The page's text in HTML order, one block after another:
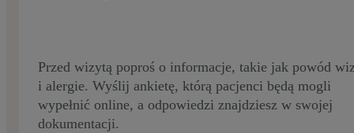
Przed wizytą poproś o informacje, takie jak powód
i alergie. Wyślij ankietę, którą pacjenci będą mogli
wypełnić online, a odpowiedzi znajdziesz w swojej
dokumentacji.